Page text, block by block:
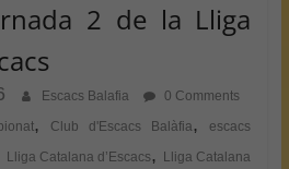
2 de la Lliga
Escacs Balafia
0 Comments
, Club d'Escacs Balàfia,
escacs
Lliga Catalana d’Escacs,
Lliga Catalana